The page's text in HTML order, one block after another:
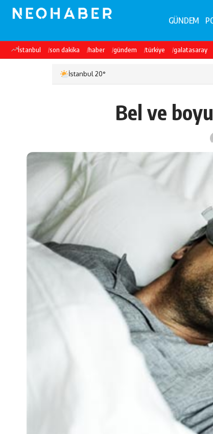
GÜNDEM
İstanbul son dakika haber gündem türkiye galatasaray
İstanbul 20°
Bel ve